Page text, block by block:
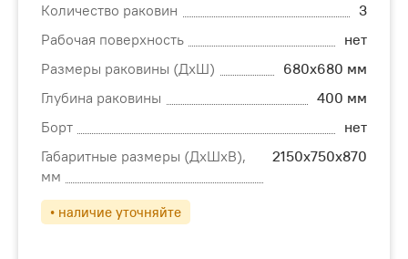
Количество раковин
3
Рабочая поверхность
нет
Размеры раковины (ДхШ)
680х680 мм
Глубина раковины
400 мм
Борт
нет
Габаритные размеры (ДхШхВ),
мм
2150х750х870
• наличие уточняйте